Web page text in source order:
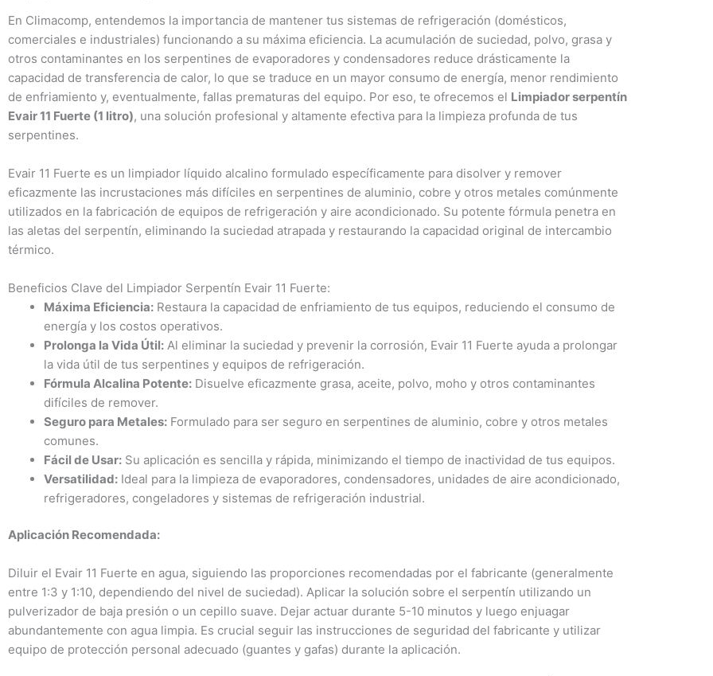
En Climacomp, entendemos la importancia de mantener tus sistemas de refrigeración (domésticos,
comerciales e industriales) funcionando a su máxima eficiencia. La acumulación de suciedad, polvo, grasa y
otros contaminantes en los serpentines de evaporadores y condensadores reduce drásticamente la
capacidad de transferencia de calor, lo que se traduce en un mayor consumo de energía, menor rendimiento
de enfriamiento y, eventualmente, fallas prematuras del equipo. Por eso, te ofrecemos el Limpiador serpentín
Evair 11 Fuerte (1 litro), una solución profesional y altamente efectiva para la limpieza profunda de tus
serpentines.
Evair 11 Fuerte es un limpiador líquido alcalino formulado específicamente para disolver y remover
eficazmente las incrustaciones más difíciles en serpentines de aluminio, cobre y otros metales comúnmente
utilizados en la fabricación de equipos de refrigeración y aire acondicionado. Su potente fórmula penetra en
las aletas del serpentín, eliminando la suciedad atrapada y restaurando la capacidad original de intercambio
térmico.
Beneficios Clave del Limpiador Serpentín Evair 11 Fuerte:
Máxima Eficiencia: Restaura la capacidad de enfriamiento de tus equipos, reduciendo el consumo de
energía y los costos operativos.
Prolonga la Vida Útil: Al eliminar la suciedad y prevenir la corrosión, Evair 11 Fuerte ayuda a prolongar
la vida útil de tus serpentines y equipos de refrigeración.
Fórmula Alcalina Potente: Disuelve eficazmente grasa, aceite, polvo, moho y otros contaminantes
difíciles de remover.
Seguro para Metales: Formulado para ser seguro en serpentines de aluminio, cobre y otros metales
comunes.
Fácil de Usar: Su aplicación es sencilla y rápida, minimizando el tiempo de inactividad de tus equipos.
Versatilidad: Ideal para la limpieza de evaporadores, condensadores, unidades de aire acondicionado,
refrigeradores, congeladores y sistemas de refrigeración industrial.
Aplicación Recomendada:
Diluir el Evair 11 Fuerte en agua, siguiendo las proporciones recomendadas por el fabricante (generalmente
entre 1:3 y 1:10, dependiendo del nivel de suciedad). Aplicar la solución sobre el serpentín utilizando un
pulverizador de baja presión o un cepillo suave. Dejar actuar durante 5-10 minutos y luego enjuagar
abundantemente con agua limpia. Es crucial seguir las instrucciones de seguridad del fabricante y utilizar
equipo de protección personal adecuado (guantes y gafas) durante la aplicación.